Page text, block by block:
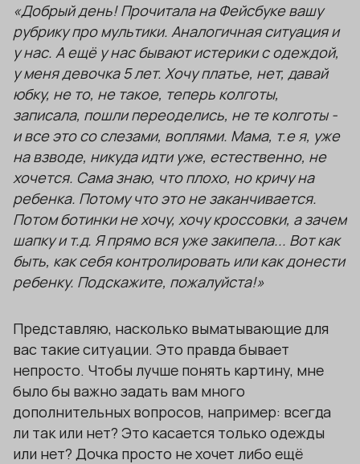
«Добрый день! Прочитала на Фейсбуке вашу
рубрику про мультики. Аналогичная ситуация и
у наc. А ещё у нас бывают истерики с одеждой,
у меня девочка 5 лет. Хочу платье, нет, давай
юбку, не то, не такое, теперь колготы,
записала, пошли переоделись, не те колготы -
и все это со слезами, воплями. Мама, т.е я, уже
на взводе, никуда идти уже, естественно, не
хочется. Сама знаю, что плохо, но кричу на
ребенка. Потому что это не заканчивается.
Потом ботинки не хочу, хочу кроссовки, а зачем
шапку и т.д. Я прямо вся уже закипела... Вот как
быть, как себя контролировать или как донести
ребенку. Подскажите, пожалуйста!»
Представляю, насколько выматывающие для
вас такие ситуации. Это правда бывает
непросто. Чтобы лучше понять картину, мне
было бы важно задать вам много
дополнительных вопросов, например: всегда
ли так или нет? Это касается только одежды
или нет? Дочка просто не хочет либо ещё